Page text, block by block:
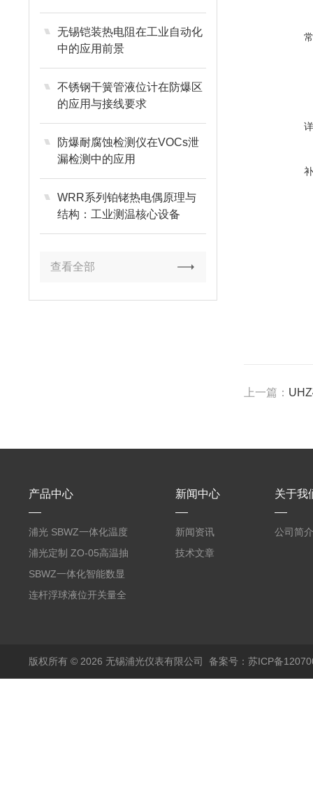
无锡铠装热电阻在工业自动化
中的应用前景
不锈钢干簧管液位计在防爆区
的应用与接线要求
防爆耐腐蚀检测仪在VOCs泄
漏检测中的应用
WRR系列铂铑热电偶原理与
结构：工业测温核心设备
查看全部
上一篇： UHZ
产品中心
浦光 SBWZ一体化温度
变送器传感器 防爆热电
阻PT100 数显远传4-
20mA2
浦光定制 ZO-05高温抽
气式氧化锆分析仪 防爆
耐腐蚀检测仪
SBWZ一体化智能数显
温度变送器传感器防爆
连杆浮球液位开关量全
新闻中心
新闻资讯
技术文章
关于我
公司简介
版权所有 © 2026 无锡浦光仪表有限公司 备案号：苏ICP备